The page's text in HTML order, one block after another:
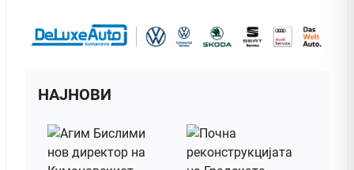
НАЈНОВИ